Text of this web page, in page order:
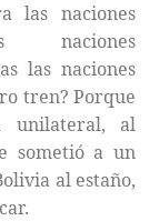
las naciones
naciones
las naciones
tren? Porque
unilateral, al
sometió a un
al estaño,